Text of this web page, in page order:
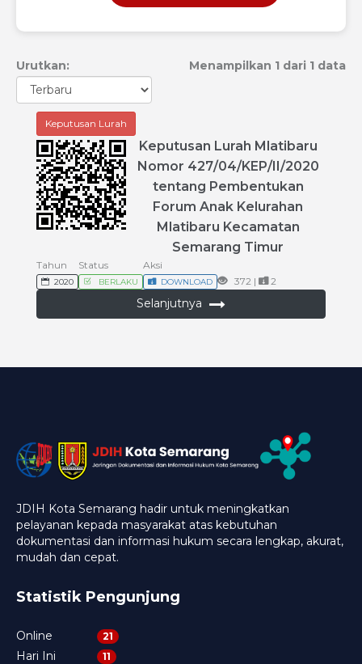
Urutkan: Menampilkan 1 dari 1 data
Keputusan Lurah
Keputusan Lurah Mlatibaru
Nomor 427/04/KEP/II/2020
tentang Pembentukan
Forum Anak Kelurahan
Mlatibaru Kecamatan
Semarang Timur
Tahun
2020
Status
BERLAKU
Aksi
DOWNLOAD 372 | 2
Selanjutnya
JDIH Kota Semarang hadir untuk meningkatkan
pelayanan kepada masyarakat atas kebutuhan
dokumentasi dan informasi hukum secara lengkap, akurat,
mudah dan cepat.
Statistik Pengunjung
Online 21
Hari Ini 11